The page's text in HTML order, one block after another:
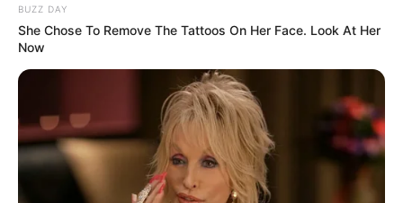
BUZZ DAY
She Chose To Remove The Tattoos On Her Face. Look At Her
Now